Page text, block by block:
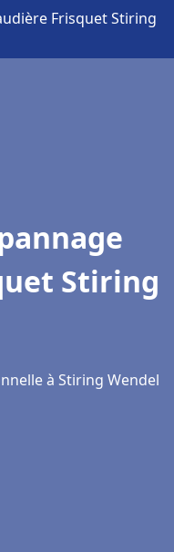
Frisquet Stiring
Stiring
à Stiring Wendel